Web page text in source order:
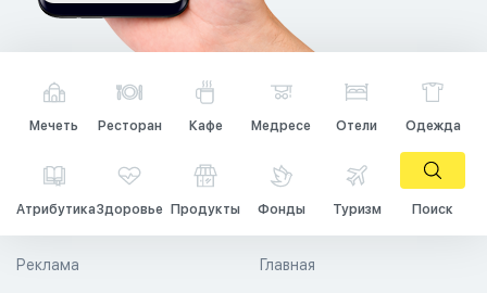
Мечеть Ресторан Кафе Медресе Отели Одежда
АтрибутикаЗдоровье Продукты Фонды Туризм Поиск
Главная
Реклама